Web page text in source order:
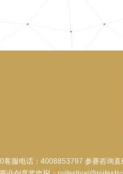
客服电话：4008853797 参赛咨询